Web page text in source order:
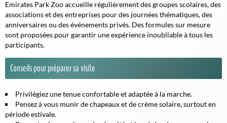
Emirates Park Zoo accueille régulièrement des groupes scolaires, des
associations et des entreprises pour des journées thématiques, des
anniversaires ou des événements privés. Des formules sur mesure
sont proposées pour garantir une expérience inoubliable à tous les
participants.
Conseils pour préparer sa visite
Privilégiez une tenue confortable et adaptée à la marche.
Pensez à vous munir de chapeaux et de crème solaire, surtout en
période estivale.